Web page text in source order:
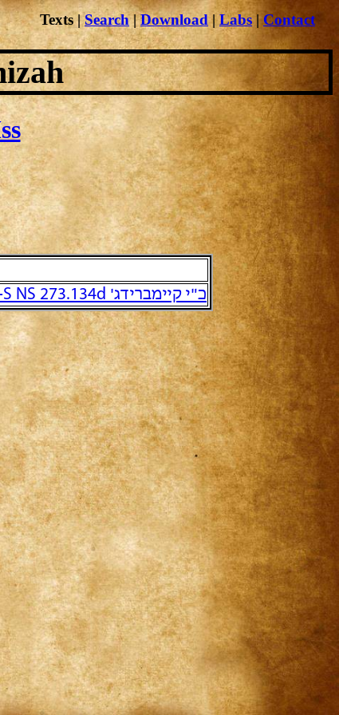
כ"י קיימברידג' T-S NS 273.134d
Texts|Search|Download|Labs | Contact